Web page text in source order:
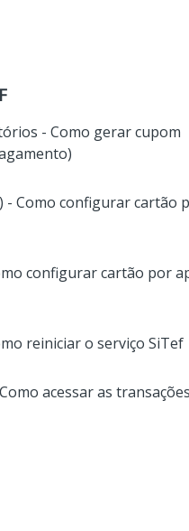
- Como gerar cupom
- Como configurar cartão
configurar cartão por
reiniciar o serviço SiTef
acessar as